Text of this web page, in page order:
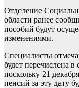
Отделение
области ранее
пособий будут
изменениями.
Специалисты
будет перечислена
поскольку 21
пенсий за эту дату